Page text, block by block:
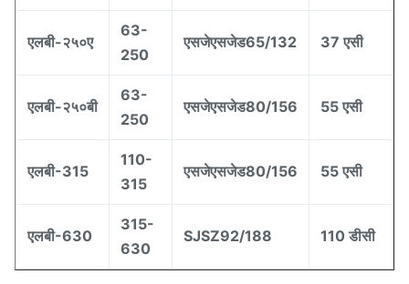
एलबी-२५०ए
63-
250
एसजेएसजेड65/132 37 एसी
एलबी-२५०बी
63-
250
एसजेएसजेड80/156 55 एसी
एलबी-315
110-
315
एसजेएसजेड80/156 55 एसी
एलबी-630
315-
630
SJSZ92/188 110 डीसी